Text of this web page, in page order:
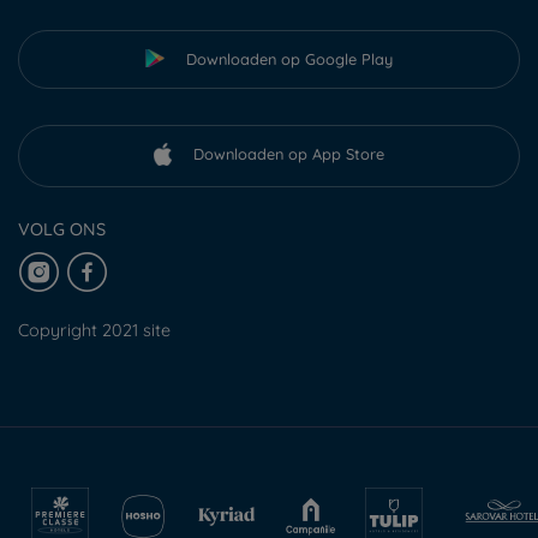
Downloaden op Google Play
Downloaden op App Store
VOLG ONS
Copyright 2021 site